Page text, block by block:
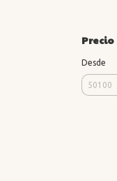
Precio
Desde